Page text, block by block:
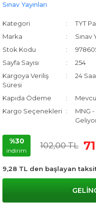
Sınav Yayınları
Kategori
TYT
Marka
Sınav
Stok Kodu
Sayfa Sayısı
254
Kargoya Veriliş
Süresi
24
Kapıda Ödeme
Kargo Seçenekleri
MNG
%30
indirim
102,00 TL
9,28 TL den başlayan